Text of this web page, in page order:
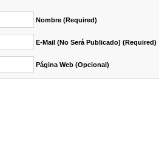
Nombre (required)
E-Mail (no Será Publicado) (required)
Página Web (opcional)